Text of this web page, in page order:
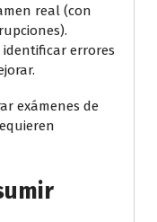
real (con
identificar errores
exámenes de